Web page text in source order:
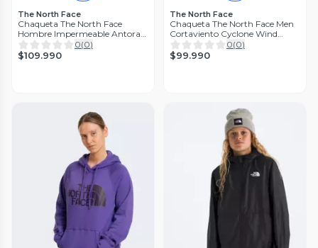
The North Face
Chaqueta The North Face
Hombre Impermeable Antora
Rain Negro
0(0)
$109.990
The North Face
Chaqueta The North Face Men
Cortaviento Cyclone Wind
Negro
0(0)
$99.990